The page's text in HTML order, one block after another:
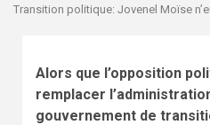
Transition politique: Jovenel Moïse
Alors que l’opposition
remplacer
gouvernement de